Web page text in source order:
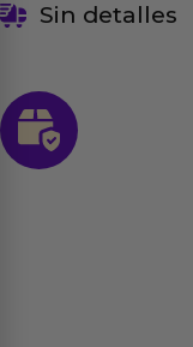
Sin detalles